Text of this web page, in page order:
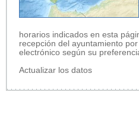
horarios indicados en esta
recepción del ayuntamiento
electrónico según su
Actualizar los datos